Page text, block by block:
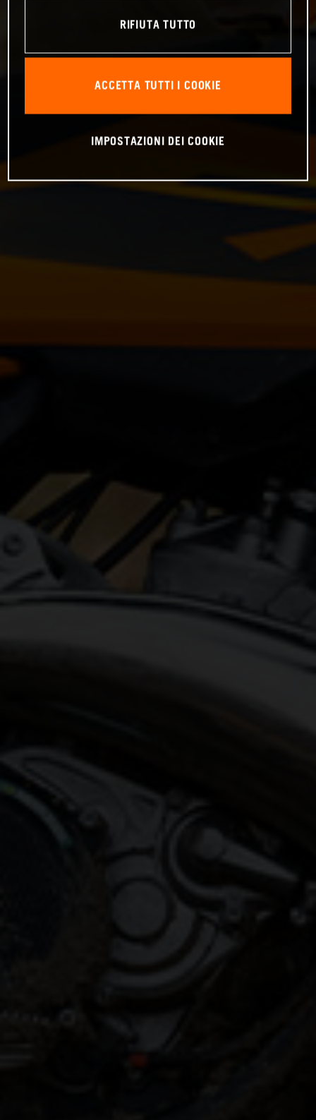
RIFIUTA TUTTO
ACCETTA TUTTI I COOKIE
IMPOSTAZIONI DEI COOKIE